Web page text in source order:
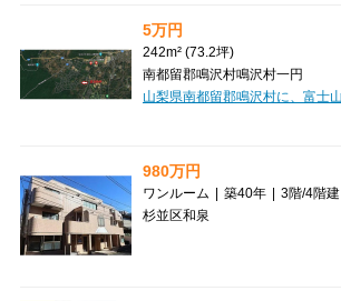
5万円
242m² (73.2坪)
南都留郡鳴沢村鳴沢村一円
980万円
ワンルーム | 築40年 | 3階/4階建
杉並区和泉